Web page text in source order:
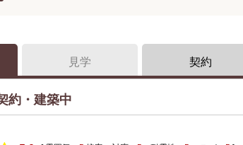
見学 契約
約・建築中